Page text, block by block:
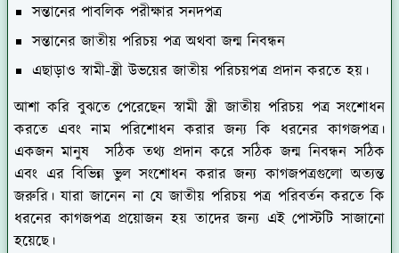
সন্তানের পাবলিক পরীক্ষার সনদপত্র
সন্তানের জাতীয় পরিচয় পত্র অথবা জন্ম নিবন্ধন
এছাড়াও স্বামী-স্ত্রী উভয়ের জাতীয় পরিচয়পত্র প্রদান করতে হয়।
আশা করি বুঝতে পেরেছেন স্বামী স্ত্রী জাতীয় পরিচয় পত্র সংশোধন
করতে এবং নাম পরিশোধন করার জন্য কি ধরনের কাগজপত্র।
একজন মানুষ সঠিক তথ্য প্রদান করে সঠিক জন্ম নিবন্ধন সঠিক
এবং এর বিভিন্ন ভুল সংশোধন করার জন্য কাগজপত্রগুলো অত্যন্ত
জরুরি। যারা জানেন না যে জাতীয় পরিচয় পত্র পরিবর্তন করতে কি
ধরনের কাগজপত্র প্রয়োজন হয় তাদের জন্য এই পোস্টটি সাজানো
হয়েছে।